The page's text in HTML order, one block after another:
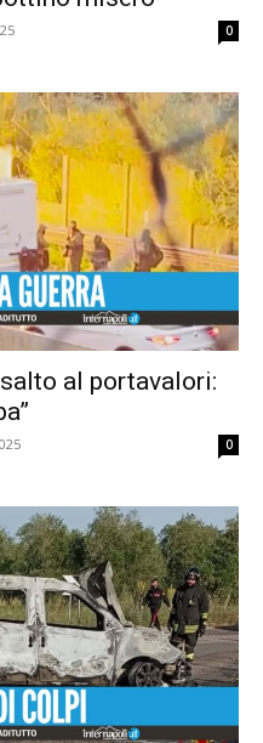
0
al portavalori:
0